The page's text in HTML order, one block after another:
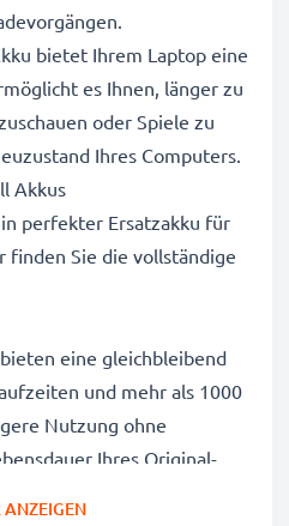
bietet Ihrem Laptop eine
es Ihnen, länger zu
oder Spiele zu
Ihres Computers.
Akkus
perfekter Ersatzakku für
finden Sie die vollständige
eine gleichbleibend
und mehr als 1000
Nutzung ohne
Ihres Original-
ANZEIGEN